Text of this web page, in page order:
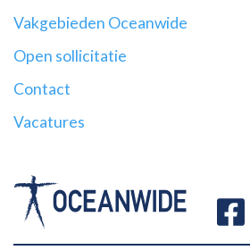
Vakgebieden Oceanwide
Open sollicitatie
Contact
Vacatures